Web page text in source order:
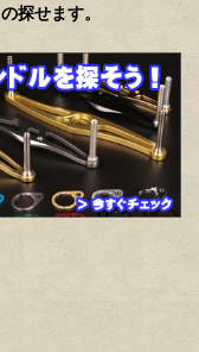
探せます。